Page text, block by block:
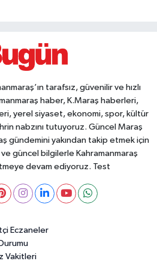
tarafsız, güvenilir ve hızlı
haber, K.Maraş haberleri,
yerel siyaset, ekonomi, spor, kültür
nabzını tutuyoruz. Güncel Maraş
gündemini yakından takip etmek için
güncel bilgilerle Kahramanmaraş
devam ediyoruz. Test
Eczaneler
Vakitleri